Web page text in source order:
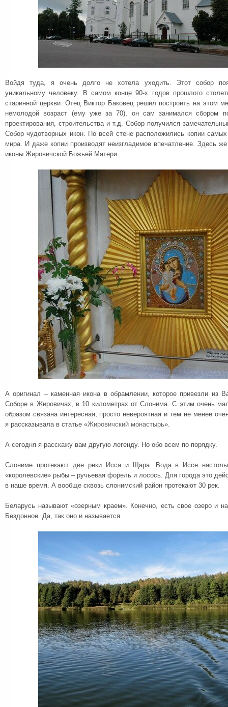
Войдя туда, я очень долго не хотела уходить. Этот собор
уникальному человеку. В самом конце 90-х годов прошлого
старинной церкви. Отец Виктор Баковец решил построить на этом
немолодой возраст (ему уже за 70), он сам занимался сбором
проектирования, строительства и т.д. Собор получился
Собор чудотворных икон. По всей стене расположились копии
мира. И даже копии производят неизгладимое впечатление. Здесь
иконы Жировичской Божьей Матери.
А оригинал – каменная икона в обрамлении, которое привезли из
Соборе в Жировичах, в 10 километрах от Слонима. С этим очень
образом связана интересная, просто невероятная и тем не менее
я рассказывала в статье «Жировичский монастырь».
А сегодня я расскажу вам другую легенду. Но обо всем по порядку.
Слониме протекают две реки Исса и Щара. Вода в Иссе
«королевские» рыбы – ручьевая форель и лосось. Для города это
в наше время. А вообще сквозь слонимский район протекают 30 рек.
Беларусь называют «озерным краем». Конечно, есть свое озеро и
Бездонное. Да, так оно и называется.